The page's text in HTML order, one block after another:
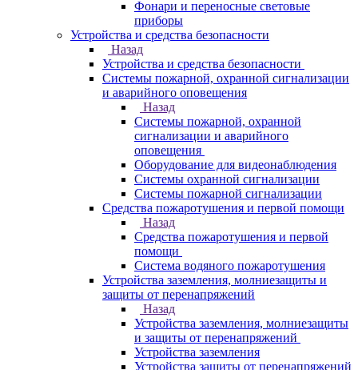
Фонари и переносные световые
приборы
Устройства и средства безопасности
Назад
Устройства и средства безопасности
Системы пожарной, охранной сигнализации
и аварийного оповещения
Назад
Системы пожарной, охранной
сигнализации и аварийного
оповещения
Оборудование для видеонаблюдения
Системы охранной сигнализации
Системы пожарной сигнализации
Средства пожаротушения и первой помощи
Назад
Средства пожаротушения и первой
помощи
Система водяного пожаротушения
Устройства заземления, молниезащиты и
защиты от перенапряжений
Назад
Устройства заземления, молниезащиты
и защиты от перенапряжений
Устройства заземления
Устройства защиты от перенапряжений